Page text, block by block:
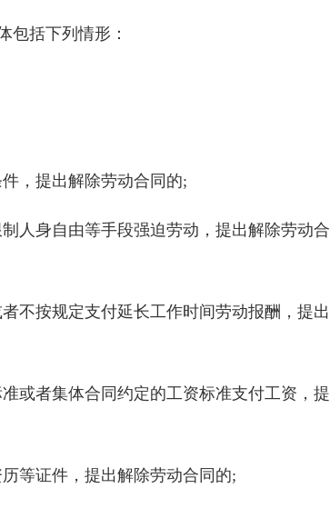
括下列情形：
，提出解除劳动合同的;
身自由等手段强迫劳动，提出解除劳动合
按规定支付延长工作时间劳动报酬，提出
者集体合同约定的工资标准支付工资，提
证件，提出解除劳动合同的;